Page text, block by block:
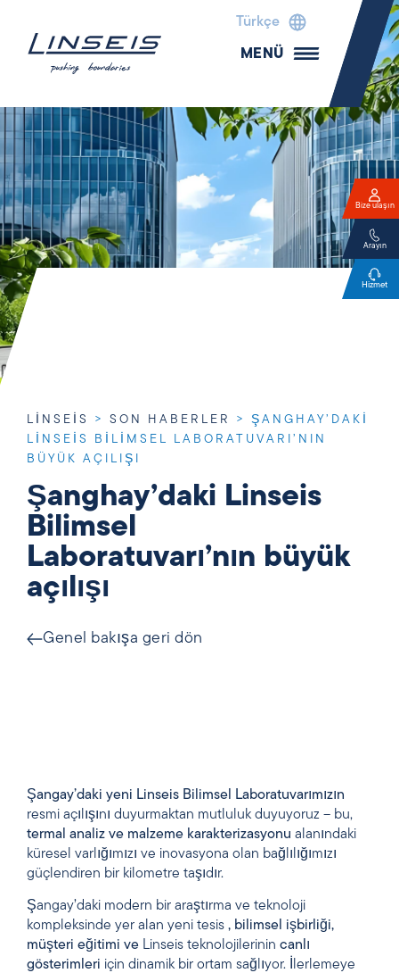
Türkçe
MENÜ
LINSEIS > SON HABERLER > ŞANGHAY’DAKI
LINSEIS BILIMSEL LABORATUVARI’NIN
BÜYÜK AÇILIŞI
Şanghay’daki Linseis
Bilimsel
Laboratuvarı’nın büyük
açılışı
Genel bakışa geri dön
Şangay’daki yeni Linseis Bilimsel Laboratuvarımızın
resmi açılışını duyurmaktan mutluluk duyuyoruz – bu,
termal analiz ve malzeme karakterizasyonu alanındaki
küresel varlığımızı ve inovasyona olan bağlılığımızı
güçlendiren bir kilometre taşıdır.
Şangay’daki modern bir araştırma ve teknoloji
kompleksinde yer alan yeni tesis , bilimsel işbirliği,
müşteri eğitimi ve Linseis teknolojilerinin canlı
gösterimleri için dinamik bir ortam sağlıyor. İlerlemeye
Bize ulaşın
Arayın
Hizmet